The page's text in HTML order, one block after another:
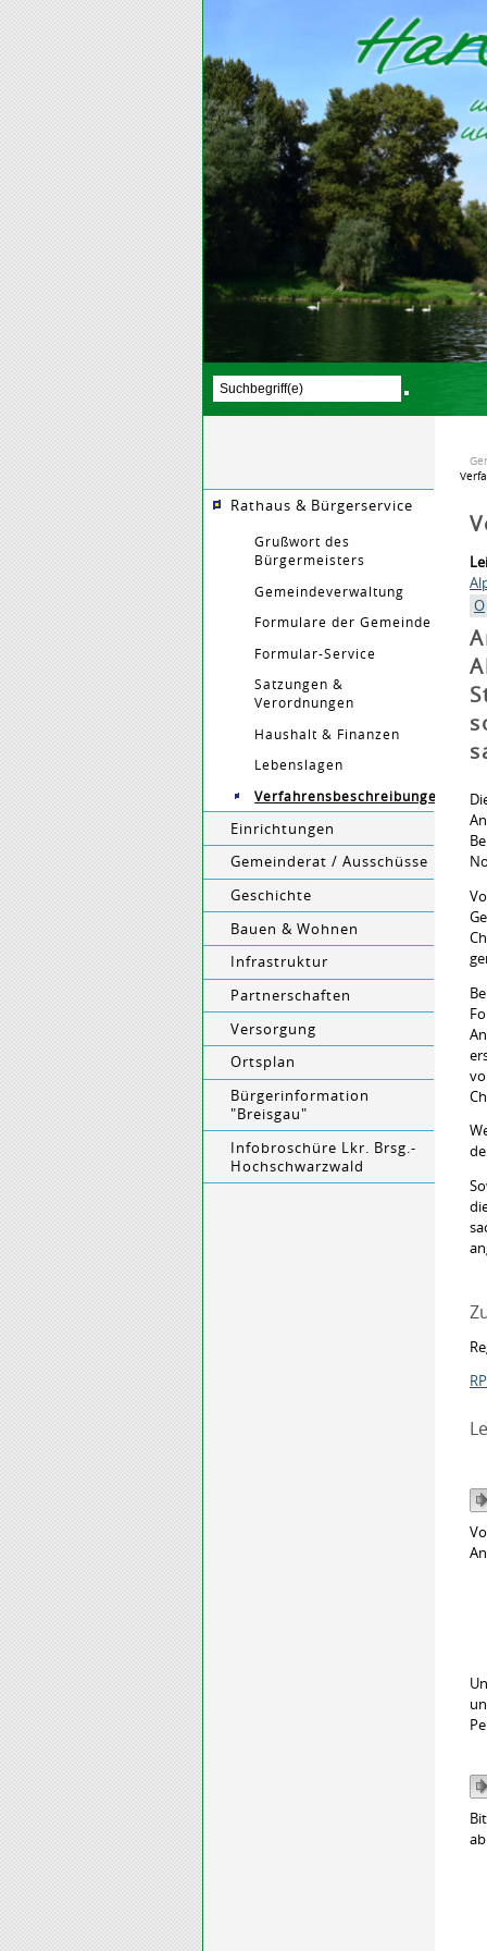
Rathaus & Bürgerservice
Grußwort des
Bürgermeisters
Gemeindeverwaltung
Formulare der Gemeinde
Formular-Service
Satzungen &
Verordnungen
Haushalt & Finanzen
Lebenslagen
Verfahrensbeschreibungen
Einrichtungen
Gemeinderat / Ausschüsse
Geschichte
Bauen & Wohnen
Infrastruktur
Partnerschaften
Versorgung
Ortsplan
Bürgerinformation
"Breisgau"
Infobroschüre Lkr. Brsg.-
Hochschwarzwald
O